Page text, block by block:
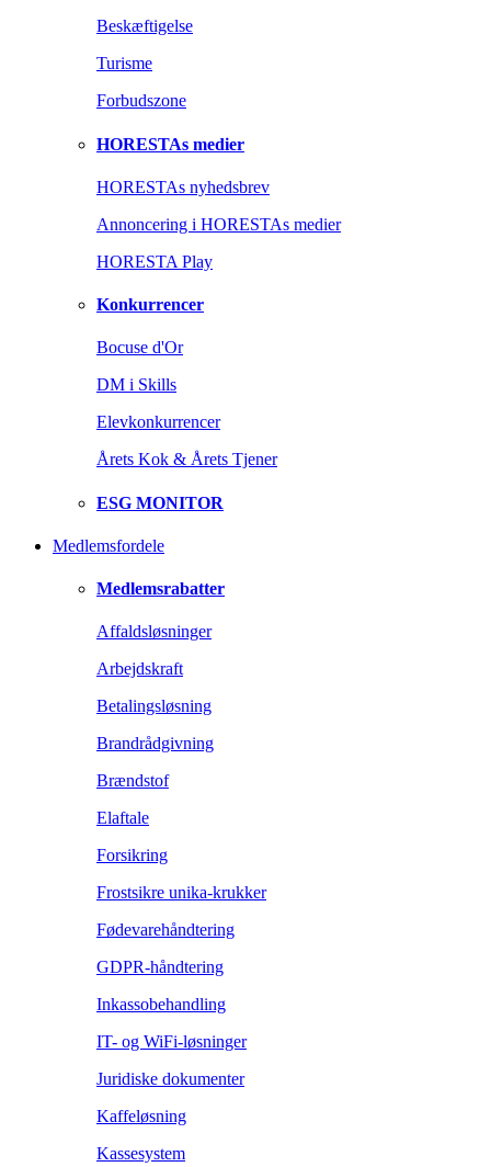
Beskæftigelse
Turisme
Forbudszone
HORESTAs medier
HORESTAs nyhedsbrev
Annoncering i HORESTAs medier
HORESTA Play
Konkurrencer
Bocuse d'Or
DM i Skills
Elevkonkurrencer
Årets Kok & Årets Tjener
ESG MONITOR
Medlemsfordele
Medlemsrabatter
Affaldsløsninger
Arbejdskraft
Betalingsløsning
Brandrådgivning
Brændstof
Elaftale
Forsikring
Frostsikre unika-krukker
Fødevarehåndtering
GDPR-håndtering
Inkassobehandling
IT- og WiFi-løsninger
Juridiske dokumenter
Kaffeløsning
Kassesystem